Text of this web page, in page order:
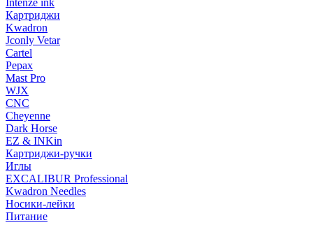
Intenze ink
Картриджи
Kwadron
Jconly Vetar
Cartel
Pepax
Mast Pro
WJX
CNC
Cheyenne
Dark Horse
EZ & INKin
Картриджи-ручки
Иглы
EXCALIBUR Professional
Kwadron Needles
Носики-лейки
Питание